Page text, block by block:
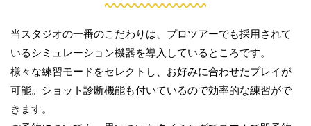
当スタジオの一番のこだわりは、プロツアーでも採用されて
いるシミュレーション機器を導入しているところです。
様々な練習モードをセレクトし、お好みに合わせたプレイが
可能。ショット診断機能も付いているので効率的な練習がで
きます。